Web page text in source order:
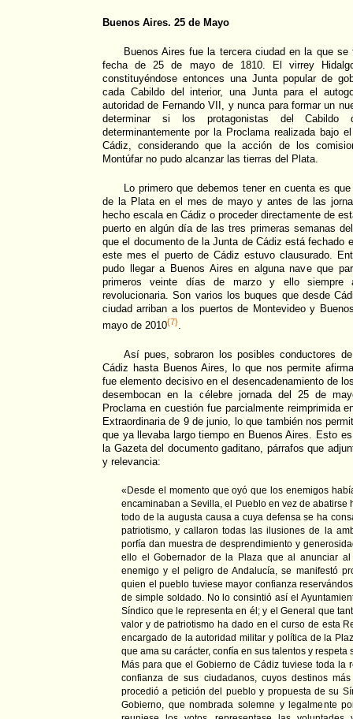
Buenos Aires. 25 de Mayo
Buenos Aires fue la tercera ciudad en la que se
fecha de 25 de mayo de 1810. El virrey
constituyéndose entonces una Junta popular de
cada Cabildo del interior, una Junta para el
autoridad de Fernando VII, y nunca para formar un
determinar si los protagonistas del Cabildo
determinantemente por la Proclama realizada bajo
Cádiz, considerando que la acción de los
Montúfar no pudo alcanzar las tierras del Plata.
Lo primero que debemos tener en cuenta es
de la Plata en el mes de mayo y antes de las
hecho escala en Cádiz o proceder directamente de
puerto en algún día de las tres primeras semanas
que el documento de la Junta de Cádiz está fechado
este mes el puerto de Cádiz estuvo clausurado.
pudo llegar a Buenos Aires en alguna nave que
primeros veinte días de marzo y ello siempre
revolucionaria. Son varios los buques que desde
ciudad arriban a los puertos de Montevideo y
mayo de 2010{7}
Así pues, sobraron los posibles conductores
Cádiz hasta Buenos Aires, lo que nos permite
fue elemento decisivo en el desencadenamiento de
desembocan en la célebre jornada del 25 de
Proclama en cuestión fue parcialmente reimprimida
Extraordinaria de 9 de junio, lo que también nos
que ya llevaba largo tiempo en Buenos Aires. Esto
la Gazeta del documento gaditano, párrafos que
y relevancia:
«Desde el momento que oyó que los enemigos
encaminaban a Sevilla, el Pueblo en vez de abatirse
todo de la augusta causa a cuya defensa se ha
patriotismo, y callaron todas las ilusiones de la
porfía dan muestra de desprendimiento y
ello el Gobernador de la Plaza que al anunciar al
enemigo y el peligro de Andalucía, se manifestó
quien el pueblo tuviese mayor confianza
de simple soldado. No lo consintió así el
Síndico que le representa en él; y el General que
valor y de patriotismo ha dado en el curso de esta
encargado de la autoridad militar y política de la
que ama su carácter, confía en sus talentos y respeta
Más para que el Gobierno de Cádiz tuviese toda la
confianza de sus ciudadanos, cuyos destinos
procedió a petición del pueblo y propuesta de su
Gobierno, que nombrada solemne y legalmente